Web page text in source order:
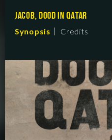
JACOB, DOOD IN QATAR
Synopsis Credits